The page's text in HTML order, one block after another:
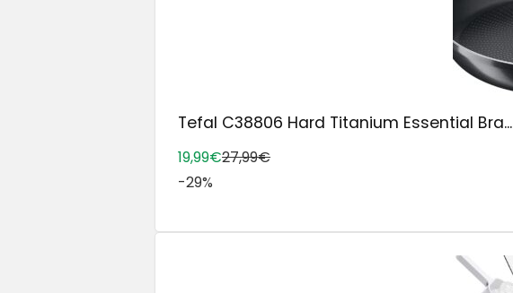
Tefal C38806 Hard Titanium Essential Bra...
19,99€27,99€
-29%